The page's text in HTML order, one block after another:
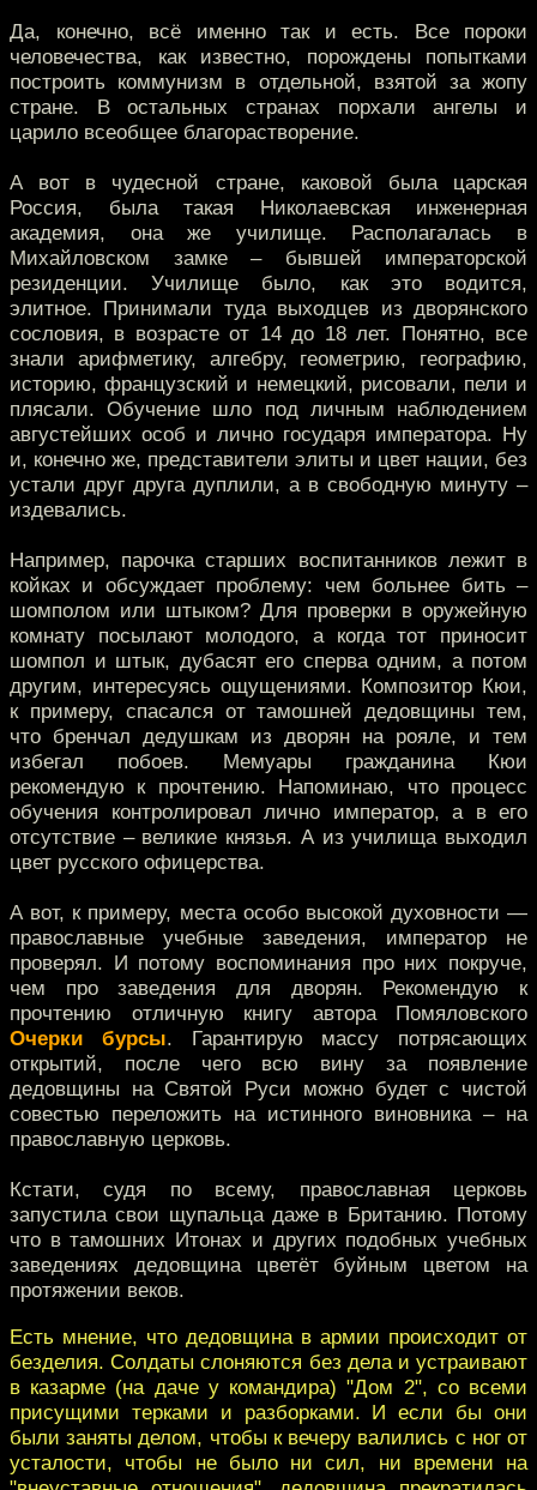
Да, конечно, всё именно так и есть. Все пороки
человечества, как известно, порождены попытками
построить коммунизм в отдельной, взятой за жопу
стране. В остальных странах порхали ангелы и
царило всеобщее благорастворение.
А вот в чудесной стране, каковой была царская
Россия, была такая Николаевская инженерная
академия, она же училище. Располагалась в
Михайловском замке – бывшей императорской
резиденции. Училище было, как это водится,
элитное. Принимали туда выходцев из дворянского
сословия, в возрасте от 14 до 18 лет. Понятно, все
знали арифметику, алгебру, геометрию, географию,
историю, французский и немецкий, рисовали, пели и
плясали. Обучение шло под личным наблюдением
августейших особ и лично государя императора. Ну
и, конечно же, представители элиты и цвет нации, без
устали друг друга дуплили, а в свободную минуту –
издевались.
Например, парочка старших воспитанников лежит в
койках и обсуждает проблему: чем больнее бить –
шомполом или штыком? Для проверки в оружейную
комнату посылают молодого, а когда тот приносит
шомпол и штык, дубасят его сперва одним, а потом
другим, интересуясь ощущениями. Композитор Кюи,
к примеру, спасался от тамошней дедовщины тем,
что бренчал дедушкам из дворян на рояле, и тем
избегал побоев. Мемуары гражданина Кюи
рекомендую к прочтению. Напоминаю, что процесс
обучения контролировал лично император, а в его
отсутствие – великие князья. А из училища выходил
цвет русского офицерства.
А вот, к примеру, места особо высокой духовности —
православные учебные заведения, император не
проверял. И потому воспоминания про них покруче,
чем про заведения для дворян. Рекомендую к
прочтению отличную книгу автора Помяловского
Очерки бурсы. Гарантирую массу потрясающих
открытий, после чего всю вину за появление
дедовщины на Святой Руси можно будет с чистой
совестью переложить на истинного виновника – на
православную церковь.
Кстати, судя по всему, православная церковь
запустила свои щупальца даже в Британию. Потому
что в тамошних Итонах и других подобных учебных
заведениях дедовщина цветёт буйным цветом на
протяжении веков.
Есть мнение, что дедовщина в армии происходит от
безделия. Солдаты слоняются без дела и устраивают
в казарме (на даче у командира) "Дом 2", со всеми
присущими терками и разборками. И если бы они
были заняты делом, чтобы к вечеру валились с ног от
усталости, чтобы не было ни сил, ни времени на